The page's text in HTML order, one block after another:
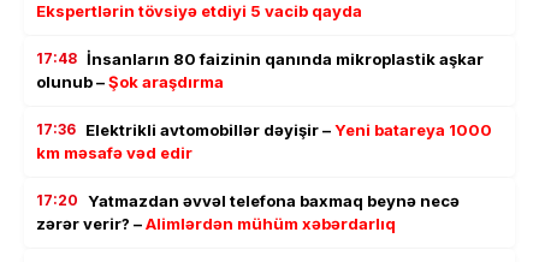
Ekspertlərin tövsiyə etdiyi 5 vacib qayda
17:48 İnsanların 80 faizinin qanında mikroplastik aşkar
olunub –Şok araşdırma
17:36 Elektrikli avtomobillər dəyişir –Yeni batareya 1000
km məsafə vəd edir
17:20 Yatmazdan əvvəl telefona baxmaq beynə necə
zərər verir? –Alimlərdən mühüm xəbərdarlıq